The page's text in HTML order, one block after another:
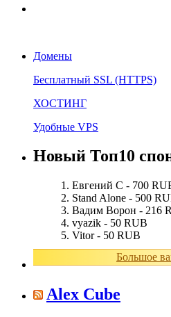
Домены
Бесплатный SSL (HTTPS)
ХОСТИНГ
Удобные VPS
Новый Топ10
Евгений С - 700
Stand Alone - 500
Вадим Ворон - 216
vyazik - 50 RUB
Vitor - 50 RUB
Большое
Alex Cube